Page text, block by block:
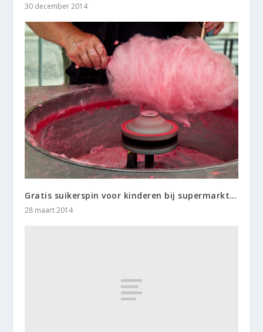
30 december 2014
Gratis suikerspin voor kinderen bij supermarkt…
28 maart 2014